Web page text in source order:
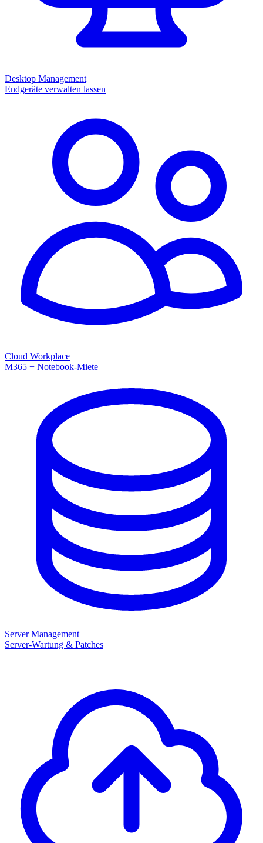
Desktop Management
Endgeräte verwalten lassen
Cloud Workplace
M365 + Notebook-Miete
Server Management
Server-Wartung & Patches